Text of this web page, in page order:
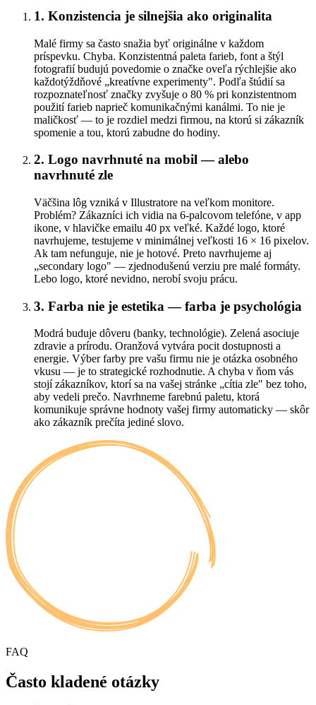
1. Konzistencia je silnejšia ako originalita
Malé firmy sa často snažia byť originálne v každom
príspevku. Chyba. Konzistentná paleta farieb, font a štýl
fotografií budujú povedomie o značke oveľa rýchlejšie ako
každotýždňové „kreatívne experimenty". Podľa štúdií sa
rozpoznateľnosť značky zvyšuje o 80 % pri konzistentnom
použití farieb naprieč komunikačnými kanálmi. To nie je
maličkosť — to je rozdiel medzi firmou, na ktorú si zákazník
spomenie a tou, ktorú zabudne do hodiny.
2. Logo navrhnuté na mobil — alebo
navrhnuté zle
Väčšina lôg vzniká v Illustratore na veľkom monitore.
Problém? Zákazníci ich vidia na 6-palcovom telefóne, v app
ikone, v hlavičke emailu 40 px veľké. Každé logo, ktoré
navrhujeme, testujeme v minimálnej veľkosti 16 × 16 pixelov.
Ak tam nefunguje, nie je hotové. Preto navrhujeme aj
„secondary logo" — zjednodušenú verziu pre malé formáty.
Lebo logo, ktoré nevidno, nerobí svoju prácu.
3. Farba nie je estetika — farba je psychológia
Modrá buduje dôveru (banky, technológie). Zelená asociuje
zdravie a prírodu. Oranžová vytvára pocit dostupnosti a
energie. Výber farby pre vašu firmu nie je otázka osobného
vkusu — je to strategické rozhodnutie. A chyba v ňom vás
stojí zákazníkov, ktorí sa na vašej stránke „cítia zle" bez toho,
aby vedeli prečo. Navrhneme farebnú paletu, ktorá
komunikuje správne hodnoty vašej firmy automaticky — skôr
ako zákazník prečíta jediné slovo.
FAQ
Často kladené otázky